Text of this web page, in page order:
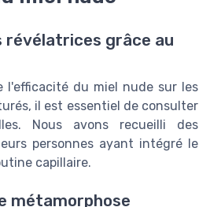
grâce au
l'efficacité du miel nude sur les
il est essentiel de consulter
Nous avons recueilli des
personnes ayant intégré le
capillaire.
métamorphose